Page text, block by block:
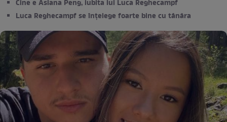
Cine e Asiana Peng, iubita lui Luca Reghecampf
Luca Reghecampf se înțelege foarte bine cu tânăra